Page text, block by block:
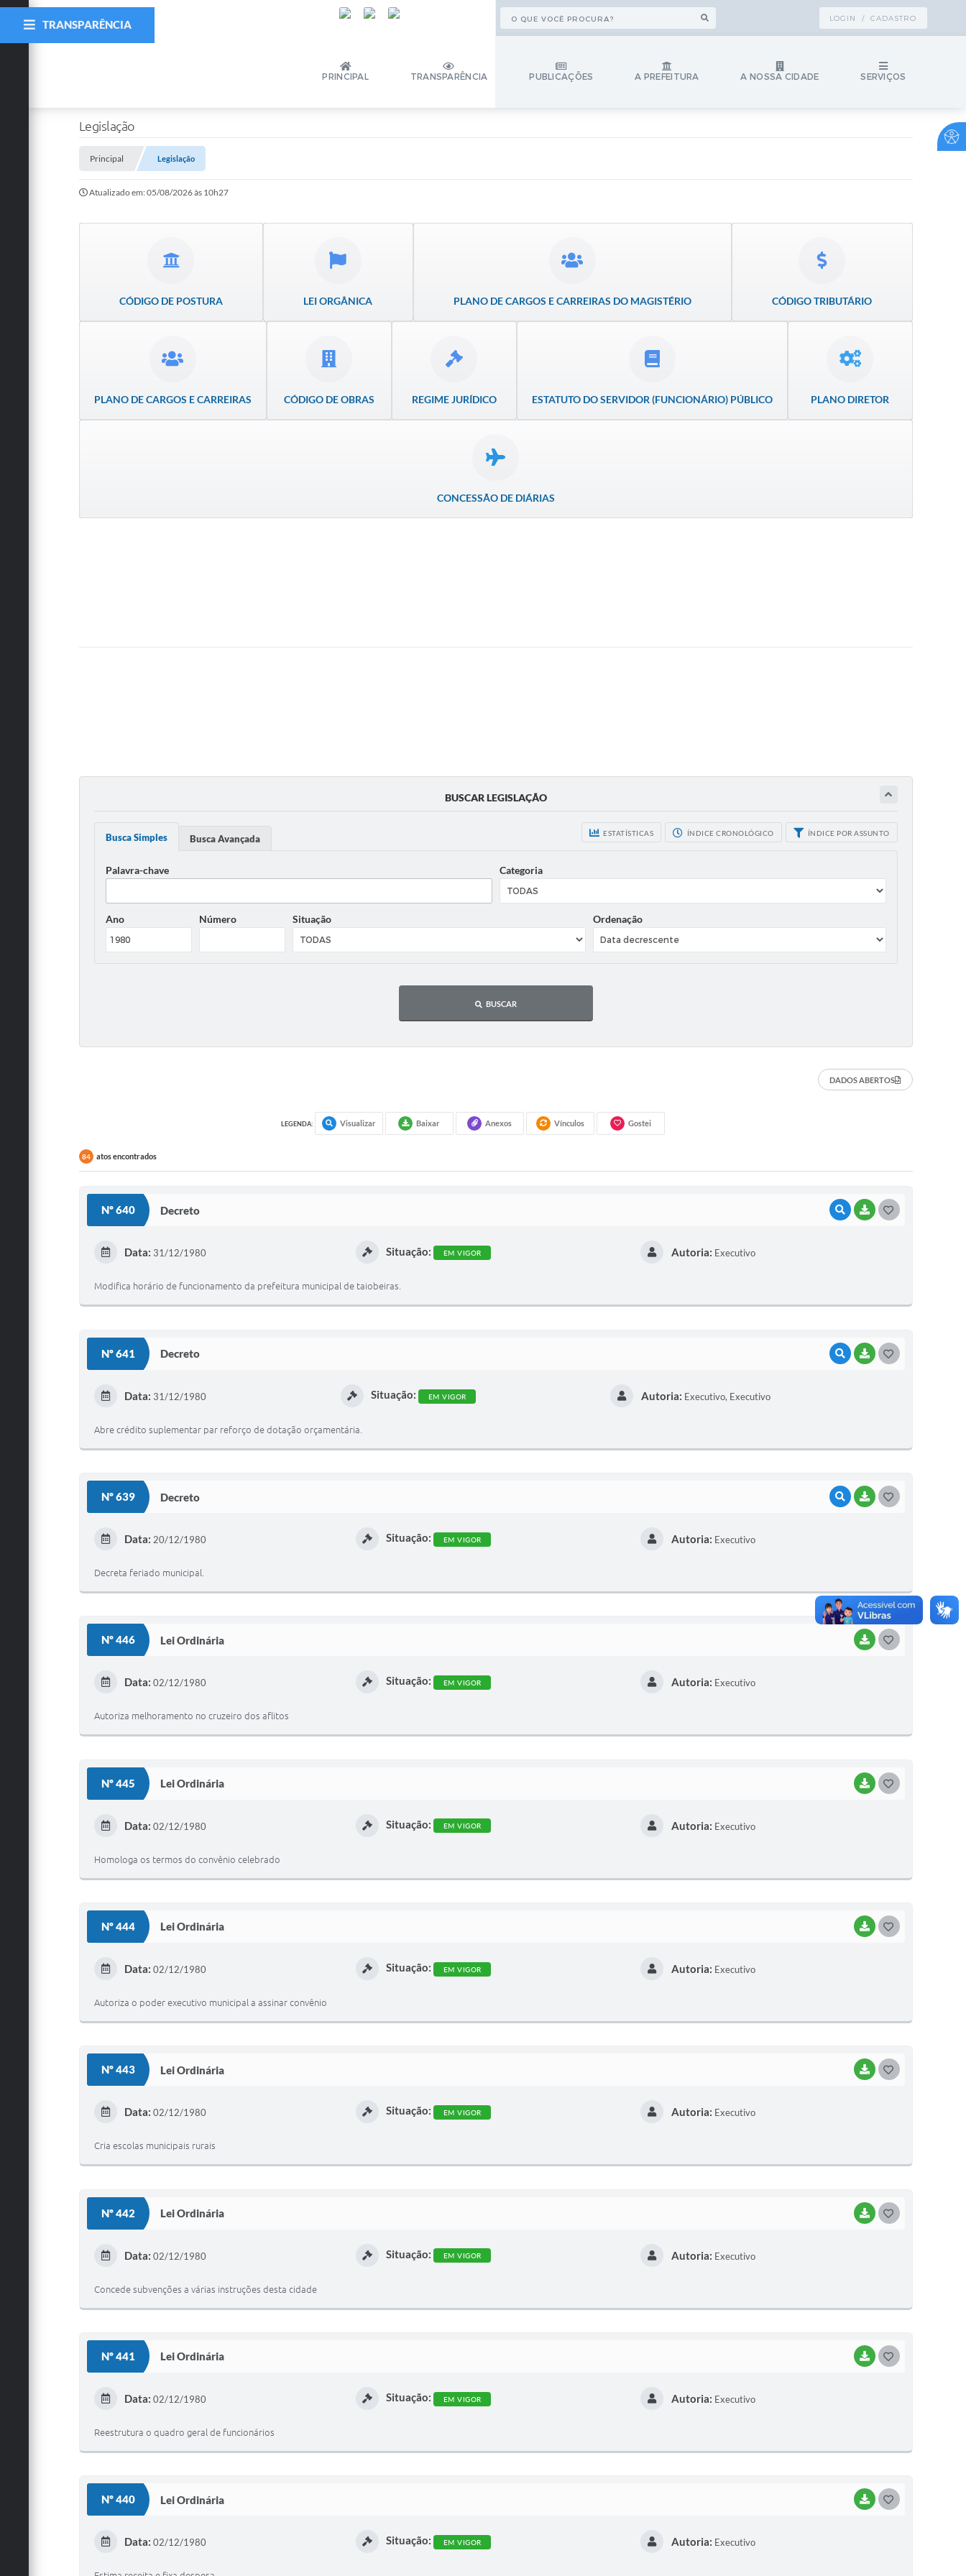
LOGIN / CADASTRO
PRINCIPAL TRANSPARÊNCIA PUBLICAÇÕES A PREFEITURA A NOSSA CIDADE SERVIÇOS
TRANSPARÊNCIA
Legislação
Principal Legislação
Atualizado em: 05/08/2026 às 10h27
CÓDIGO DE POSTURA LEI ORGÂNICA PLANO DE CARGOS E CARREIRAS DO MAGISTÉRIO CÓDIGO TRIBUTÁRIO
PLANO DE CARGOS E CARREIRAS CÓDIGO DE OBRAS REGIME JURÍDICO ESTATUTO DO SERVIDOR (FUNCIONÁRIO) PÚBLICO PLANO DIRETOR
CONCESSÃO DE DIÁRIAS
BUSCAR LEGISLAÇÃO
ESTATÍSTICAS ÍNDICE CRONOLÓGICO ÍNDICE POR ASSUNTO
Busca Simples Busca Avançada
Palavra-chave Categoria
Ano Número Situação Ordenação
BUSCAR
DADOS ABERTOS
LEGENDA: Visualizar Baixar Anexos Vínculos Gostei
84 atos encontrados
Nº 640 Decreto VISUALIZAR
BAIXARG
Data: 31/12/1980 Situação: EM VIGOR Autoria: Executivo
Modifica horário de funcionamento da prefeitura municipal de taiobeiras.
Nº 641 Decreto VISUALIZAR
BAIXARG
Data: 31/12/1980 Situação: EM VIGOR Autoria: Executivo, Executivo
Abre crédito suplementar par reforço de dotação orçamentária.
Nº 639 Decreto VISUALIZAR
BAIXARG
I
Data: 20/12/1980 Situação: EM VIGOR Autoria: Executivo
Decreta feriado municipal.
Nº 446 Lei Ordinária BAIXARG
Data: 02/12/1980 Situação: EM VIGOR Autoria: Executivo
Autoriza melhoramento no cruzeiro dos aflitos
Nº 445 Lei Ordinária BAIXARG
Data: 02/12/1980 Situação: EM VIGOR Autoria: Executivo
Homologa os termos do convênio celebrado
Nº 444 Lei Ordinária BAIXARG
Data: 02/12/1980 Situação: EM VIGOR Autoria: Executivo
Autoriza o poder executivo municipal a assinar convênio
Nº 443 Lei Ordinária BAIXARG
Data: 02/12/1980 Situação: EM VIGOR Autoria: Executivo
Cria escolas municipais rurais
Nº 442 Lei Ordinária BAIXARG
Data: 02/12/1980 Situação: EM VIGOR Autoria: Executivo
Concede subvenções a várias instruções desta cidade
Nº 441 Lei Ordinária BAIXARG
Data: 02/12/1980 Situação: EM VIGOR Autoria: Executivo
Reestrutura o quadro geral de funcionários
Nº 440 Lei Ordinária BAIXARG
Data: 02/12/1980 Situação: EM VIGOR Autoria: Executivo